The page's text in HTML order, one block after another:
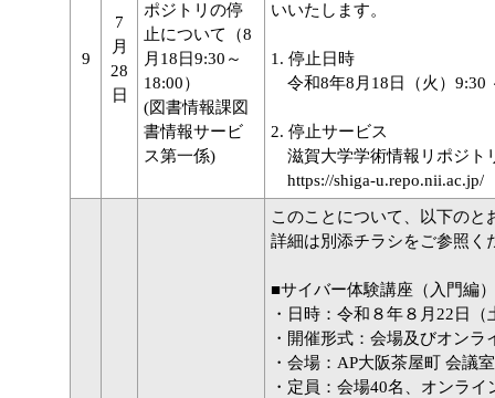
9
7
月
28
日
ポジトリの停
止について（8
月18日9:30～
18:00）
(図書情報課図
書情報サービ
ス第一係)
いいたします。
1. 停止日時
令和8年8月18日（火）9:30
2. 停止サービス
滋賀大学学術情報リポジト
https://shiga-u.repo.nii.ac.jp/
このことについて、以下の
詳細は別添チラシをご参照く
■サイバー体験講座（入門編
・日時：令和８年８月22日（
・開催形式：会場及びオンラ
・会場：AP大阪茶屋町 会議
・定員：会場40名、オンライ